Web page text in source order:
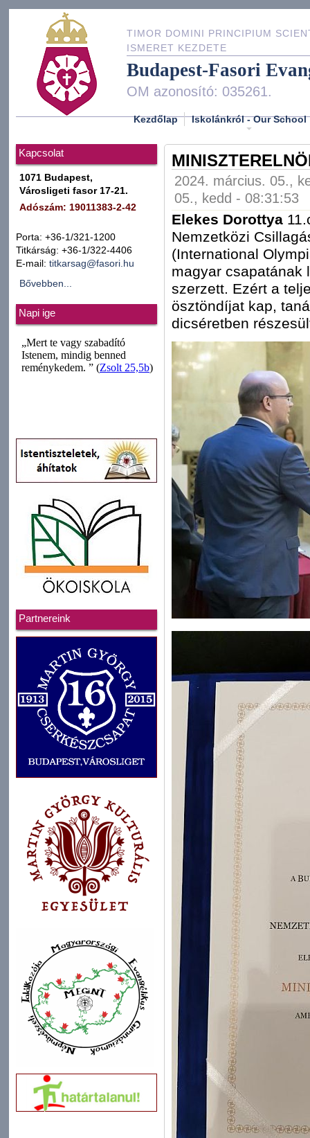
TIMOR DOMINI PRINCIPIUM
ISMERET KEZDETE
Budapest-Fasori
OM azonosító: 035261.
Kezdőlap Iskolánkról - Our School
Kapcsolat
1071 Budapest,
Városligeti fasor 17-21.
Adószám: 19011383-2-42
Porta: +36-1/321-1200
Titkárság: +36-1/322-4406
E-mail: titkarsag@fasori.hu
Bővebben...
Napi ige
Partnereink
2024. március. 05.,
05., kedd - 08:31:53
Elekes Dorottya
Nemzetközi
(International
magyar csapatának
szerzett. Ezért a
ösztöndíjat kap,
dicséretben